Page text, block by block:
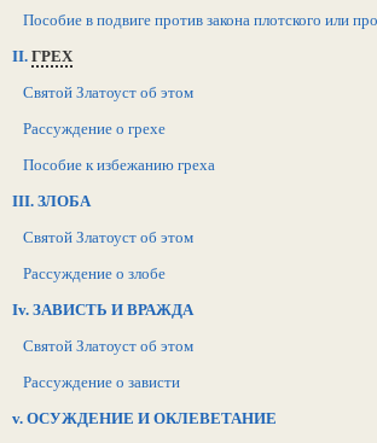
Пособие в подвиге против закона плотского или
II. ГРЕХ
Святой Златоуст об этом
Рассуждение о грехе
Пособие к избежанию греха
III. ЗЛОБА
Святой Златоуст об этом
Рассуждение о злобе
Iv. ЗАВИСТЬ И ВРАЖДА
Святой Златоуст об этом
Рассуждение о зависти
v. ОСУЖДЕНИЕ И ОКЛЕВЕТАНИЕ